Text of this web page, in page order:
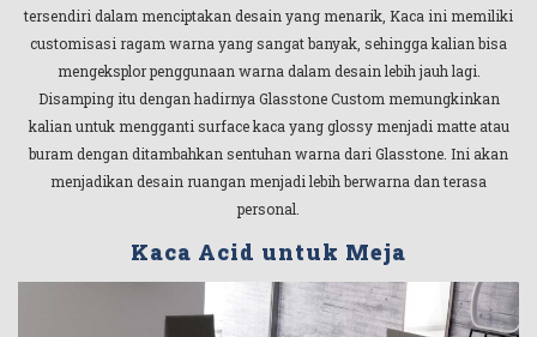
tersendiri dalam menciptakan desain yang menarik, Kaca ini memiliki
customisasi ragam warna yang sangat banyak, sehingga kalian bisa
mengeksplor penggunaan warna dalam desain lebih jauh lagi.
Disamping itu dengan hadirnya Glasstone Custom memungkinkan
kalian untuk mengganti surface kaca yang glossy menjadi matte atau
buram dengan ditambahkan sentuhan warna dari Glasstone. Ini akan
menjadikan desain ruangan menjadi lebih berwarna dan terasa
personal.
Kaca Acid untuk Meja